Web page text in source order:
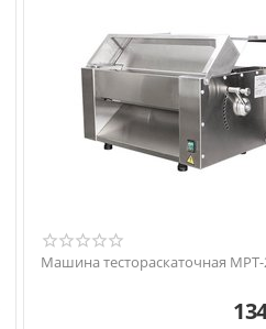
Машина тестораскаточная